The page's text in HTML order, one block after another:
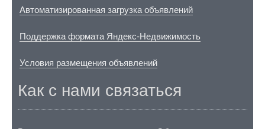
Автоматизированная загрузка объявлений
Поддержка формата Яндекс-Недвижимость
Условия размещения объявлений
Как с нами связаться